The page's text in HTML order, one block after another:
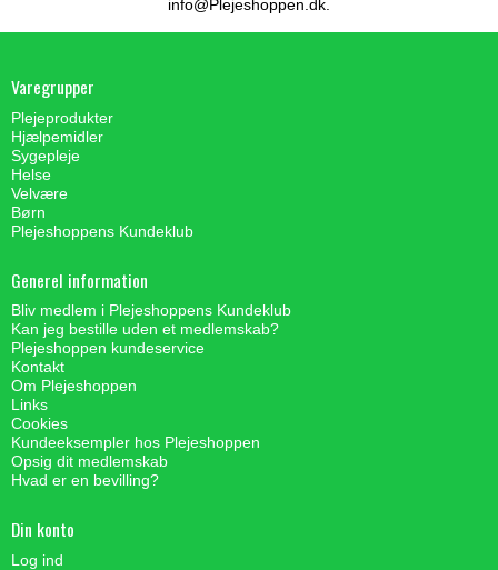
info@Plejeshoppen.dk.
Varegrupper
Plejeprodukter
Hjælpemidler
Sygepleje
Helse
Velvære
Børn
Plejeshoppens Kundeklub
Generel information
Bliv medlem i Plejeshoppens Kundeklub
Kan jeg bestille uden et medlemskab?
Plejeshoppen kundeservice
Kontakt
Om Plejeshoppen
Links
Cookies
Kundeeksempler hos Plejeshoppen
Opsig dit medlemskab
Hvad er en bevilling?
Din konto
Log ind